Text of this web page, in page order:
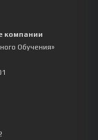
компании
Обучения»